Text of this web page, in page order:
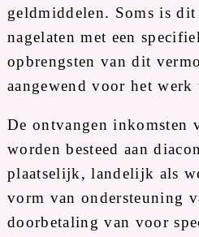
geldmiddelen. Soms is dit
nagelaten met een
opbrengsten van dit
aangewend voor het werk
De ontvangen inkomsten
worden besteed aan
plaatselijk, landelijk als
vorm van ondersteuning
doorbetaling van voor